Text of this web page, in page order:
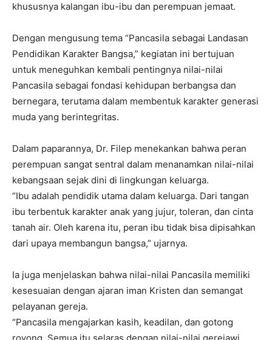
khususnya kalangan ibu-ibu dan perempuan jemaat.
Dengan mengusung tema “Pancasila sebagai Landasan
Pendidikan Karakter Bangsa,” kegiatan ini bertujuan
untuk meneguhkan kembali pentingnya nilai-nilai
Pancasila sebagai fondasi kehidupan berbangsa dan
bernegara, terutama dalam membentuk karakter generasi
muda yang berintegritas.
Dalam paparannya, Dr. Filep menekankan bahwa peran
perempuan sangat sentral dalam menanamkan nilai-nilai
kebangsaan sejak dini di lingkungan keluarga.
“Ibu adalah pendidik utama dalam keluarga. Dari tangan
ibu terbentuk karakter anak yang jujur, toleran, dan cinta
tanah air. Oleh karena itu, peran ibu tidak bisa dipisahkan
dari upaya membangun bangsa,” ujarnya.
Ia juga menjelaskan bahwa nilai-nilai Pancasila memiliki
kesesuaian dengan ajaran iman Kristen dan semangat
pelayanan gereja.
“Pancasila mengajarkan kasih, keadilan, dan gotong